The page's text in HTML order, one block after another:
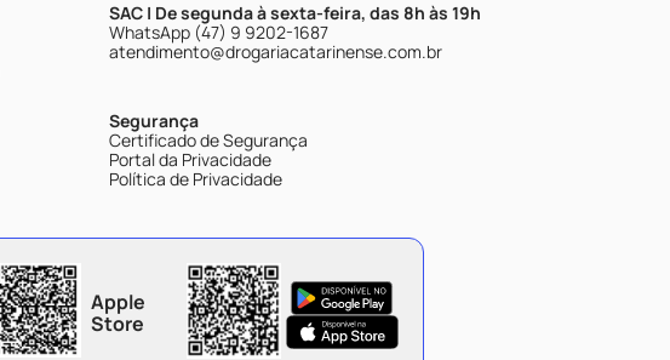
SAC | De segunda à sexta-feira, das 8h às 19h
WhatsApp (47) 9 9202-1687
atendimento@drogariacatarinense.com.br
Segurança
Certificado de Segurança
Portal da Privacidade
Política de Privacidade
Apple
Store